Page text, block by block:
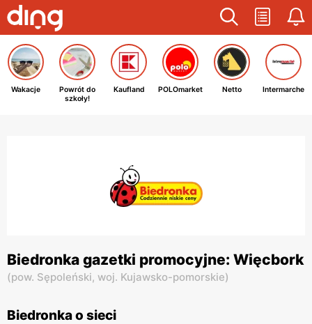
Wakacje
Powrót do
szkoły!
Kaufland POLOmarket Netto Intermarche
Biedronka gazetki promocyjne: Więcbork
(pow. Sępoleński, woj. Kujawsko-pomorskie)
Biedronka o sieci